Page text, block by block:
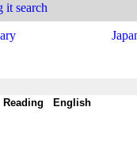
it search
Reading English